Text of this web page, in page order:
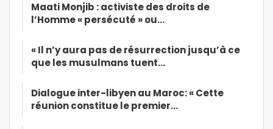
Maati Monjib : activiste des droits de
l’Homme « persécuté » ou…
« Il n’y aura pas de résurrection jusqu’à ce
que les musulmans tuent…
Dialogue inter-libyen au Maroc: « Cette
réunion constitue le premier…